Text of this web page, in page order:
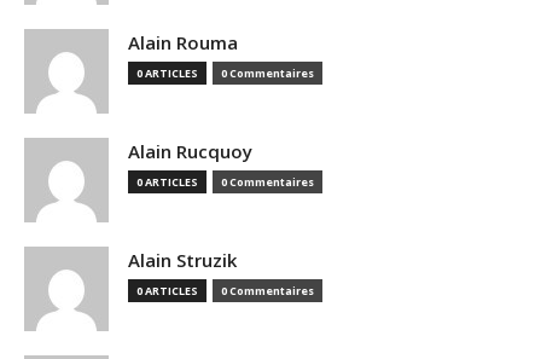
Alain Rouma
0 ARTICLES 0 Commentaires
Alain Rucquoy
0 ARTICLES 0 Commentaires
Alain Struzik
0 ARTICLES 0 Commentaires